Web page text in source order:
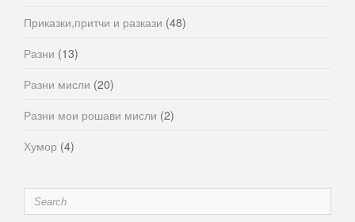
Приказки,притчи и разкази (48)
Разни (13)
Разни мисли (20)
Разни мои рошави мисли (2)
Хумор (4)
Search
for: